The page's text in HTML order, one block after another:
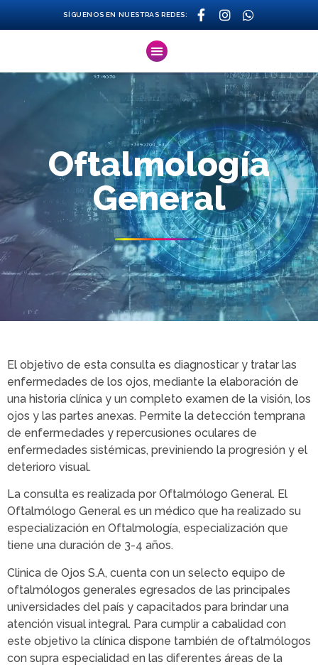
SÍGUENOS EN NUESTRAS REDES:
Oftalmología
General
El objetivo de esta consulta es diagnosticar y tratar las
enfermedades de los ojos, mediante la elaboración de
una historia clínica y un completo examen de la visión, los
ojos y las partes anexas. Permite la detección temprana
de enfermedades y repercusiones oculares de
enfermedades sistémicas, previniendo la progresión y el
deterioro visual.
La consulta es realizada por Oftalmólogo General. El
Oftalmólogo General es un médico que ha realizado su
especialización en Oftalmología, especialización que
tiene una duración de 3-4 años.
Clinica de Ojos S.A, cuenta con un selecto equipo de
oftalmólogos generales egresados de las principales
universidades del país y capacitados para brindar una
atención visual integral. Para cumplir a cabalidad con
este objetivo la clínica dispone también de oftalmólogos
con supra especialidad en las diferentes áreas de la